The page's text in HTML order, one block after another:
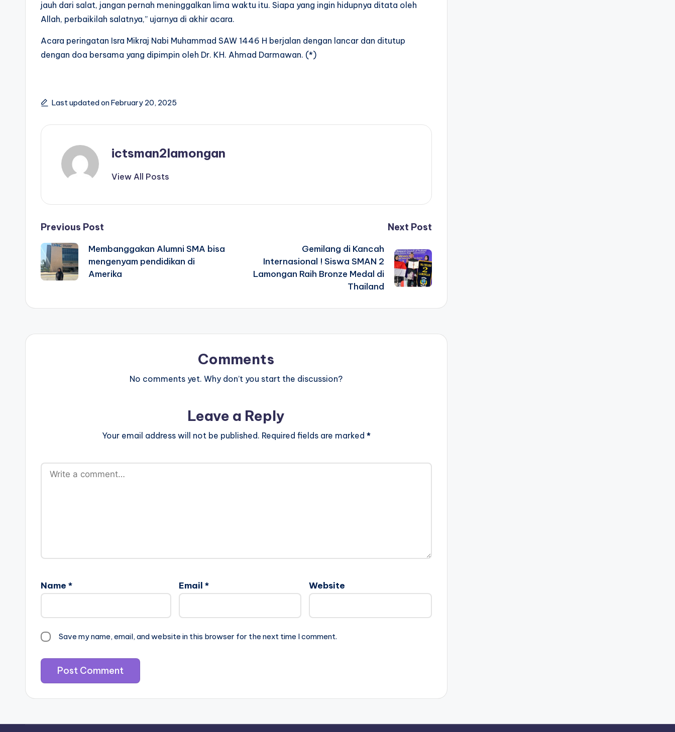
jauh dari salat, jangan pernah meninggalkan lima waktu itu. Siapa yang ingin hidupnya ditata oleh
Allah, perbaikilah salatnya,” ujarnya di akhir acara.
Acara peringatan Isra Mikraj Nabi Muhammad SAW 1446 H berjalan dengan lancar dan ditutup
dengan doa bersama yang dipimpin oleh Dr. KH. Ahmad Darmawan. (*)
Last updated on February 20, 2025
ictsman2lamongan
View All Posts
Post
navigation
Previous Post
Membanggakan Alumni SMA bisa
mengenyam pendidikan di
Amerika
Next Post
Gemilang di Kancah
Internasional ! Siswa SMAN 2
Lamongan Raih Bronze Medal di
Thailand
Comments
No comments yet. Why don’t you start the discussion?
Leave a Reply
Your email address will not be published. Required fields are marked *
Name * Email * Website
Save my name, email, and website in this browser for the next time I comment.